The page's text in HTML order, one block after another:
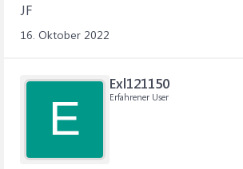
JF
16. Oktober 2022
E
Exl121150
Erfahrener User